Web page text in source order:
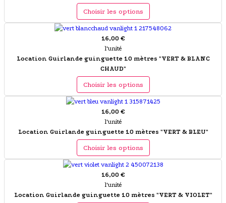
Choisir les options
16,00 €
l'unité
Location Guirlande guinguette 10 mètres "VERT & BLANC
CHAUD"
Choisir les options
16,00 €
l'unité
Location Guirlande guinguette 10 mètres "VERT & BLEU"
Choisir les options
16,00 €
l'unité
Location Guirlande guinguette 10 mètres "VERT & VIOLET"